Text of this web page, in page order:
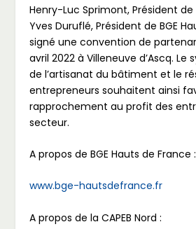
Henry-Luc Sprimont, Président
Yves Duruflé, Président de BGE
signé une convention de
avril 2022 à Villeneuve d’Ascq.
de l’artisanat du bâtiment et le
entrepreneurs souhaitent ainsi
rapprochement au profit des
secteur.
A propos de BGE Hauts de France :
www.bge-hautsdefrance.fr
A propos de la CAPEB Nord :